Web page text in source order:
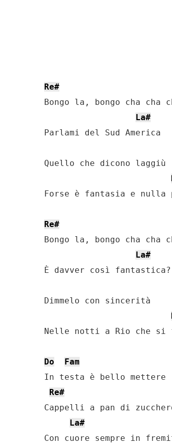
Re#
Bongo la, bongo cha cha
La#
Parlami del Sud America
Quello che dicono laggiù
Forse è fantasia e nulla
Re#
Bongo la, bongo cha cha
La#
È davver così fantastica?
Dimmelo con sincerità
Nelle notti a Rio che si
Do
Fam
In testa è bello mettere
Re#
Cappelli a pan di
La#
Con cuore sempre in